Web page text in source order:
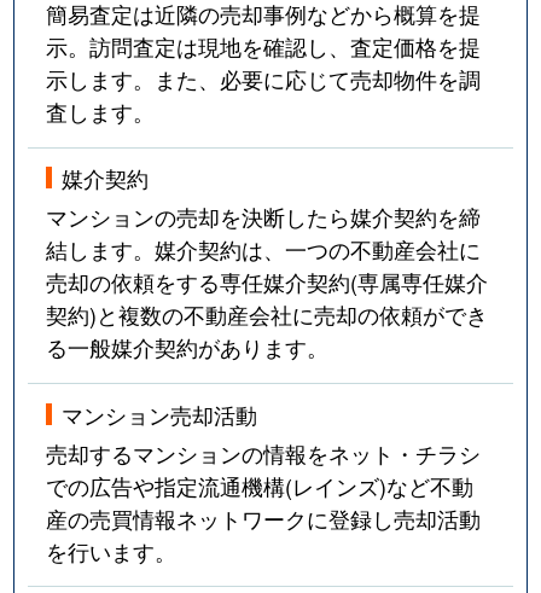
簡易査定は近隣の売却事例などから概算を提
示。訪問査定は現地を確認し、査定価格を提
示します。また、必要に応じて売却物件を調
査します。
媒介契約
マンションの売却を決断したら媒介契約を締
結します。媒介契約は、一つの不動産会社に
売却の依頼をする専任媒介契約(専属専任媒介
契約)と複数の不動産会社に売却の依頼ができ
る一般媒介契約があります。
マンション売却活動
売却するマンションの情報をネット・チラシ
での広告や指定流通機構(レインズ)など不動
産の売買情報ネットワークに登録し売却活動
を行います。